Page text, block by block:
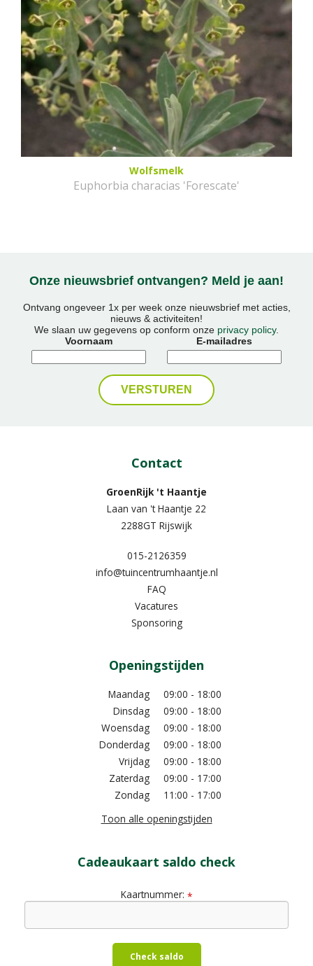
Wolfsmelk
Euphorbia characias 'Forescate'
Onze nieuwsbrief ontvangen? Meld je aan!
Ontvang ongeveer 1x per week onze nieuwsbrief met acties,
nieuws & activiteiten!
We slaan uw gegevens op conform onze privacy policy.
Voornaam
E-mailadres
Contact
GroenRijk 't Haantje
Laan van 't Haantje 22
2288GT Rijswijk
015-2126359
info@tuincentrumhaantje.nl
FAQ
Vacatures
Sponsoring
Openingstijden
Maandag
09:00 - 18:00
Dinsdag
09:00 - 18:00
Woensdag
09:00 - 18:00
Donderdag
09:00 - 18:00
Vrijdag
09:00 - 18:00
Zaterdag
09:00 - 17:00
Zondag
11:00 - 17:00
Toon alle openingstijden
Cadeaukaart saldo check
Kaartnummer: *
Check saldo